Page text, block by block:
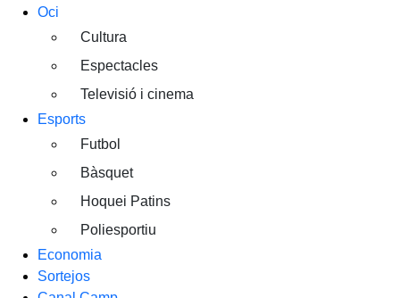
Oci
Cultura
Espectacles
Televisió i cinema
Esports
Futbol
Bàsquet
Hoquei Patins
Poliesportiu
Economia
Sortejos